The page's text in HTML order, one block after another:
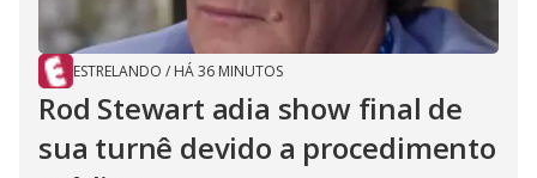
ESTRELANDO / HÁ 36 MINUTOS
Rod Stewart adia show final de
sua turnê devido a procedimento